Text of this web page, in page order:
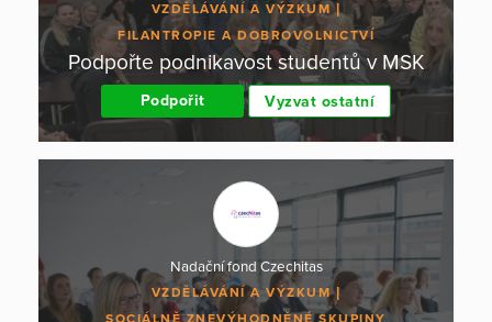
VZDĚLÁVÁNÍ A VÝZKUM
FILANTROPIE A DOBROVOLNICTVÍ
Podpořte podnikavost studentů v MSK
Podpořit Vyzvat ostatní
Nadační fond Czechitas
VZDĚLÁVÁNÍ A VÝZKUM
SOCIÁLNĚ ZNEVÝHODNĚNÉ SKUPINY